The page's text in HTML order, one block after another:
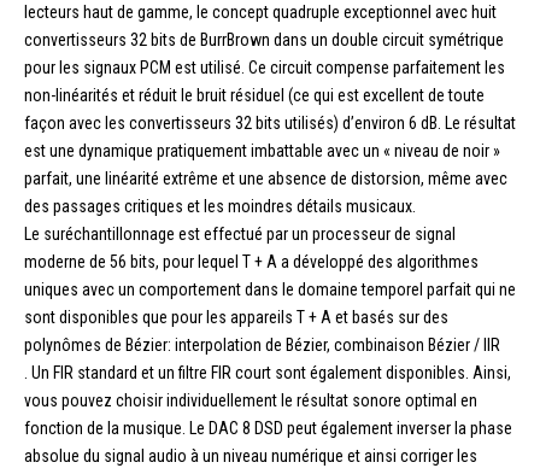
lecteurs haut de gamme, le concept quadruple exceptionnel avec huit
convertisseurs 32 bits de BurrBrown dans un double circuit symétrique
pour les signaux PCM est utilisé. Ce circuit compense parfaitement les
non-linéarités et réduit le bruit résiduel (ce qui est excellent de toute
façon avec les convertisseurs 32 bits utilisés) d’environ 6 dB. Le résultat
est une dynamique pratiquement imbattable avec un « niveau de noir »
parfait, une linéarité extrême et une absence de distorsion, même avec
des passages critiques et les moindres détails musicaux.
Le suréchantillonnage est effectué par un processeur de signal
moderne de 56 bits, pour lequel T + A a développé des algorithmes
uniques avec un comportement dans le domaine temporel parfait qui ne
sont disponibles que pour les appareils T + A et basés sur des
polynômes de Bézier: interpolation de Bézier, combinaison Bézier / IIR
. Un FIR standard et un filtre FIR court sont également disponibles. Ainsi,
vous pouvez choisir individuellement le résultat sonore optimal en
fonction de la musique. Le DAC 8 DSD peut également inverser la phase
absolue du signal audio à un niveau numérique et ainsi corriger les